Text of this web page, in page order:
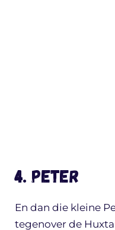
4. Peter
En dan die kleine
tegenover de